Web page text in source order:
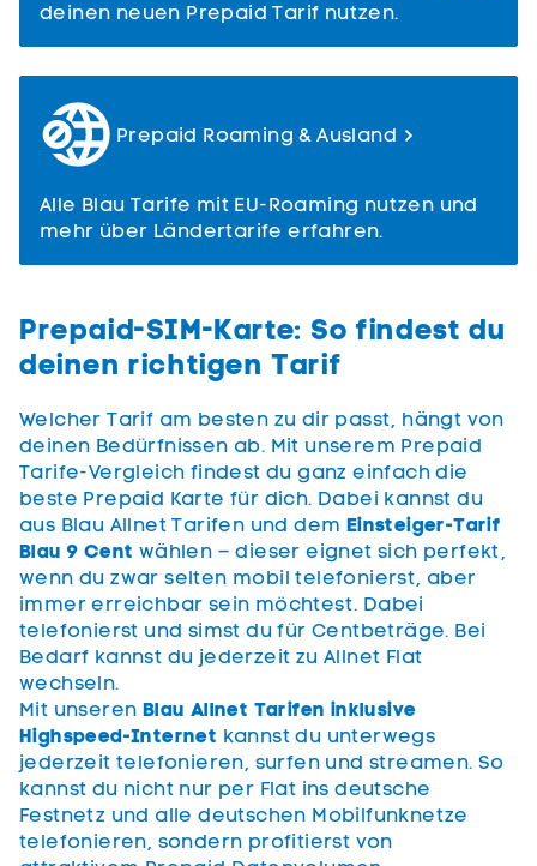
deinen neuen Prepaid Tarif nutzen.
Prepaid Roaming & Ausland
Alle Blau Tarife mit EU-Roaming nutzen und
mehr über Ländertarife erfahren.
Prepaid-SIM-Karte: So findest du
deinen richtigen Tarif
Welcher Tarif am besten zu dir passt, hängt von
deinen Bedürfnissen ab. Mit unserem Prepaid
Tarife-Vergleich findest du ganz einfach die
beste Prepaid Karte für dich. Dabei kannst du
aus Blau Allnet Tarifen und dem Einsteiger-Tarif
Blau 9 Cent wählen – dieser eignet sich perfekt,
wenn du zwar selten mobil telefonierst, aber
immer erreichbar sein möchtest. Dabei
telefonierst und simst du für Centbeträge. Bei
Bedarf kannst du jederzeit zu Allnet Flat
wechseln.
Mit unseren Blau Allnet Tarifen inklusive
Highspeed-Internet kannst du unterwegs
jederzeit telefonieren, surfen und streamen. So
kannst du nicht nur per Flat ins deutsche
Festnetz und alle deutschen Mobilfunknetze
telefonieren, sondern profitierst von